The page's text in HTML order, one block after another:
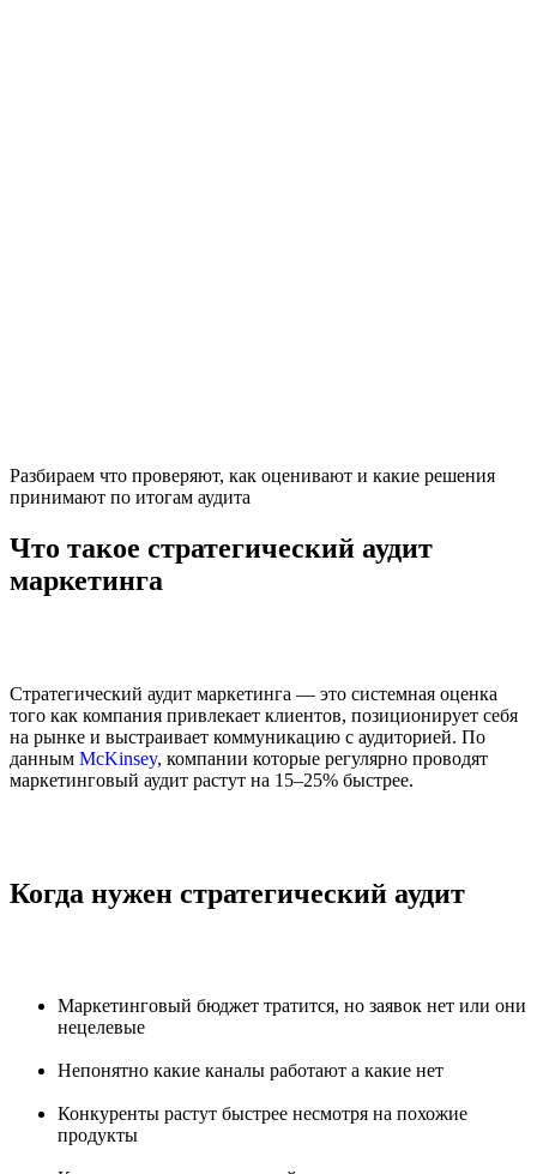
Разбираем что проверяют, как оценивают и какие решения
принимают по итогам аудита
Что такое стратегический аудит
маркетинга
Стратегический аудит маркетинга — это системная оценка
того как компания привлекает клиентов, позиционирует себя
на рынке и выстраивает коммуникацию с аудиторией. По
данным McKinsey, компании которые регулярно проводят
маркетинговый аудит растут на 15–25% быстрее.
Когда нужен стратегический аудит
Маркетинговый бюджет тратится, но заявок нет или они
нецелевые
Непонятно какие каналы работают а какие нет
Конкуренты растут быстрее несмотря на похожие
продукты